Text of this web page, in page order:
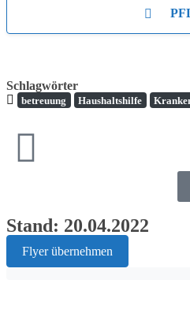
Schlagwörter
betreuung Haushaltshilfe
Stand: 20.04.2022
Flyer übernehmen